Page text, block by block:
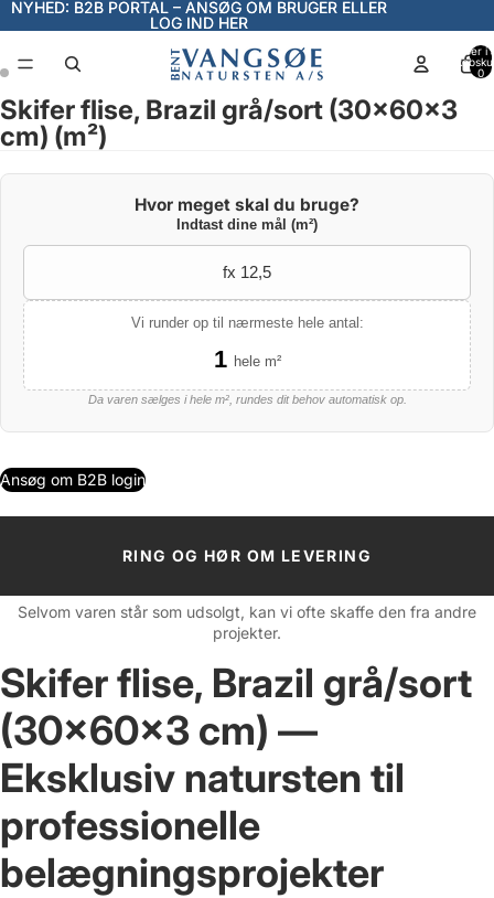
NYHED: B2B PORTAL – ANSØG OM BRUGER ELLER
LOG IND HER
NYHED: B2B PORTAL – ANSØG OM BRUGER ELLER
LOG IND HER
Varer i
0
Åbn
billede
fuld
Åbn
billede
fuld
Skifer flise, Brazil grå/sort (30x60x3
cm) (m²)
Hvor meget skal du bruge?
Indtast dine mål (m²)
Vi runder op til nærmeste hele antal:
1 hele m²
Da varen sælges i hele m², rundes dit behov automatisk op.
Ansøg om B2B login
RING OG HØR OM LEVERING
Selvom varen står som udsolgt, kan vi ofte skaffe den fra andre
projekter.
Skifer flise, Brazil grå/sort
(30x60x3 cm) —
Eksklusiv natursten til
professionelle
belægningsprojekter